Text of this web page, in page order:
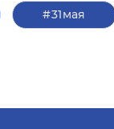
#31мая